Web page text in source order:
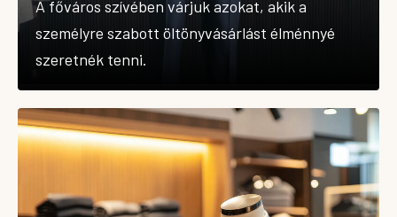
A főváros szívében várjuk azokat, akik a
személyre szabott öltönyvásárlást élménnyé
szeretnék tenni.